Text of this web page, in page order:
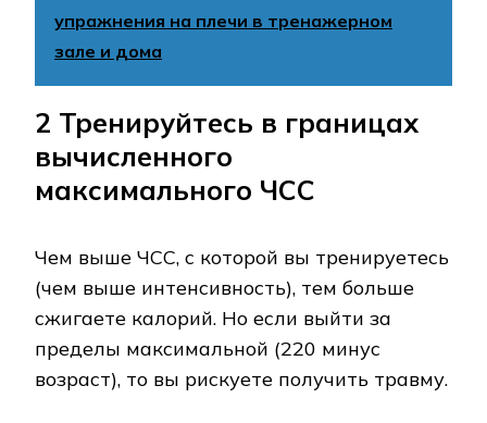
упражнения на плечи в тренажерном
зале и дома
2 Тренируйтесь в границах
вычисленного
максимального ЧСС
Чем выше ЧСС, с которой вы тренируетесь
(чем выше интенсивность), тем больше
сжигаете калорий. Но если выйти за
пределы максимальной (220 минус
возраст), то вы рискуете получить травму.